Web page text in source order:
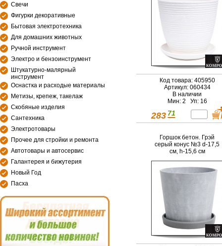
Свечи
Фигурки декоративные
Бытовая электротехника
Для домашних животных
Ручной инструмент
Электро и бензоинструмент
Штукатурно-малярный
инструмент
Оснастка и расходые материалы
Метизы, крепеж, такелаж
Скобяные изделия
Сантехника
Электротовары
Прочее для стройки и ремонта
Автотовары и автосервис
Галантерея и бижутерия
Новый Год
Пасха
Код товара: 405950
Артикул: 060434
В наличии
Мин: 2 Уп: 16
283 71
Горшок бетон. Грэй
серый конус №3 d-17,5
см, h-15,6 см